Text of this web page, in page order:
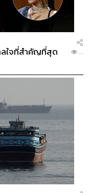
ลใจที่สำคัญที่สุด
...